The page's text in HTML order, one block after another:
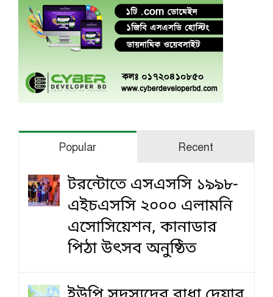
Popular Recent
টরন্টোতে এসএসসি ১৯৯৮-
এইচএসসি ২০০০ এলামনি
এসোসিয়েশন, কানাডার
পিঠা উৎসব অনুষ্ঠিত